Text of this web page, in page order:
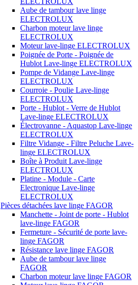
Aube de tambour lave linge
ELECTROLUX
Charbon moteur lave linge
ELECTROLUX
Moteur lave-linge ELECTROLUX
Poignée de Porte - Poignée de
Hublot Lave-linge ELECTROLUX
Pompe de Vidange Lave-linge
ELECTROLUX
Courroie - Poulie Lave-linge
ELECTROLUX
Porte - Hublot - Verre de Hublot
Lave-linge ELECTROLUX
Électrovanne - Aquastop Lave-linge
ELECTROLUX
Filtre Vidange - Filtre Peluche Lave-
linge ELECTROLUX
Boîte à Produit Lave-linge
ELECTROLUX
Platine - Module - Carte
Electronique Lave-linge
ELECTROLUX
Pièces détachées lave linge FAGOR
Manchette - Joint de porte - Hublot
lave-linge FAGOR
Fermeture - Sécurité de porte lave-
linge FAGOR
Résistance lave linge FAGOR
Aube de tambour lave linge
FAGOR
Charbon moteur lave linge FAGOR